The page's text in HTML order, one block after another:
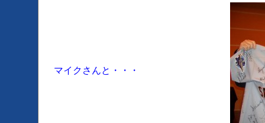
マイクさんと・・・